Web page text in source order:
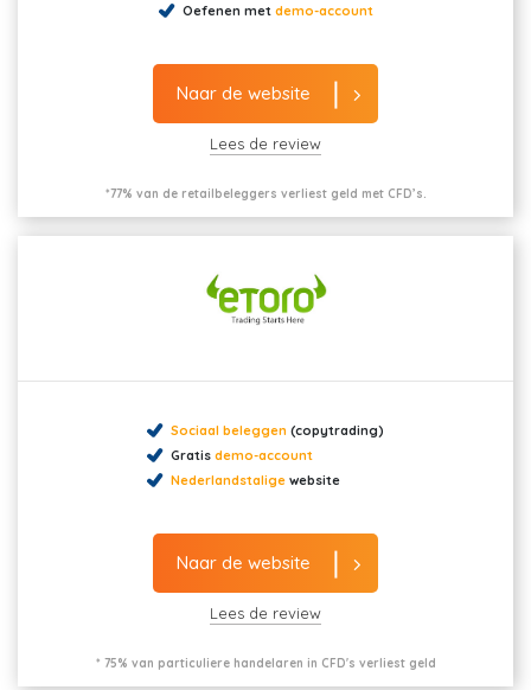
Oefenen met demo-account
Naar de website
Lees de review
*77% van de retailbeleggers verliest geld met CFD’s.
Sociaal beleggen (copytrading)
Gratis demo-account
Nederlandstalige website
Naar de website
Lees de review
* 75% van particuliere handelaren in CFD's verliest geld